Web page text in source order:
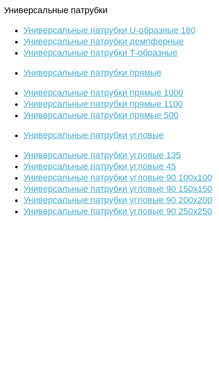
Универсальные патрубки
Универсальные патрубки U-образные 180
Универсальные патрубки демпферные
Универсальные патрубки Т-образные
Универсальные патрубки прямые
Универсальные патрубки прямые 1000
Универсальные патрубки прямые 1100
Универсальные патрубки прямые 500
Универсальные патрубки угловые
Универсальные патрубки угловые 135
Универсальные патрубки угловые 45
Универсальные патрубки угловые 90 100х100
Универсальные патрубки угловые 90 150х150
Универсальные патрубки угловые 90 200х200
Универсальные патрубки угловые 90 250х250